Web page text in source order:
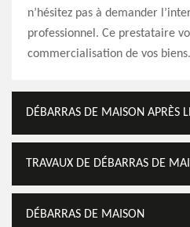
n’hésitez pas à demander
professionnel. Ce prestataire
commercialisation de vos biens.
DÉBARRAS DE MAISON APRÈS
TRAVAUX DE DÉBARRAS DE
DÉBARRAS DE MAISON